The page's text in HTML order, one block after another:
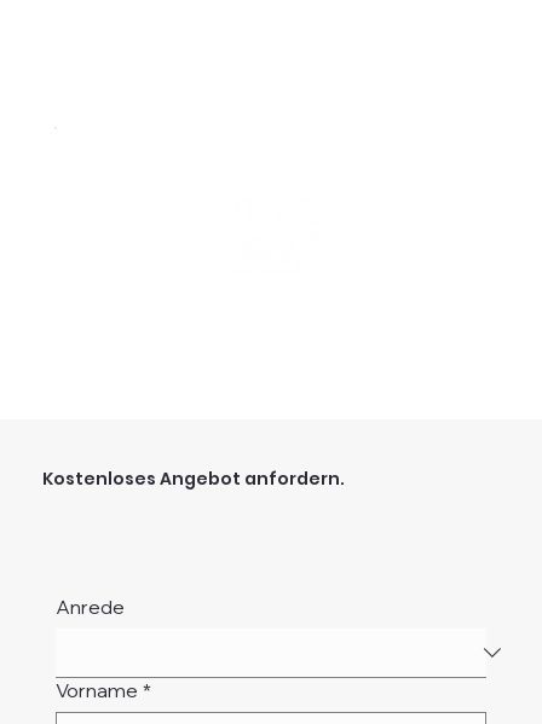
Kostenloses Angebot anfordern.
Anrede
Vorname *